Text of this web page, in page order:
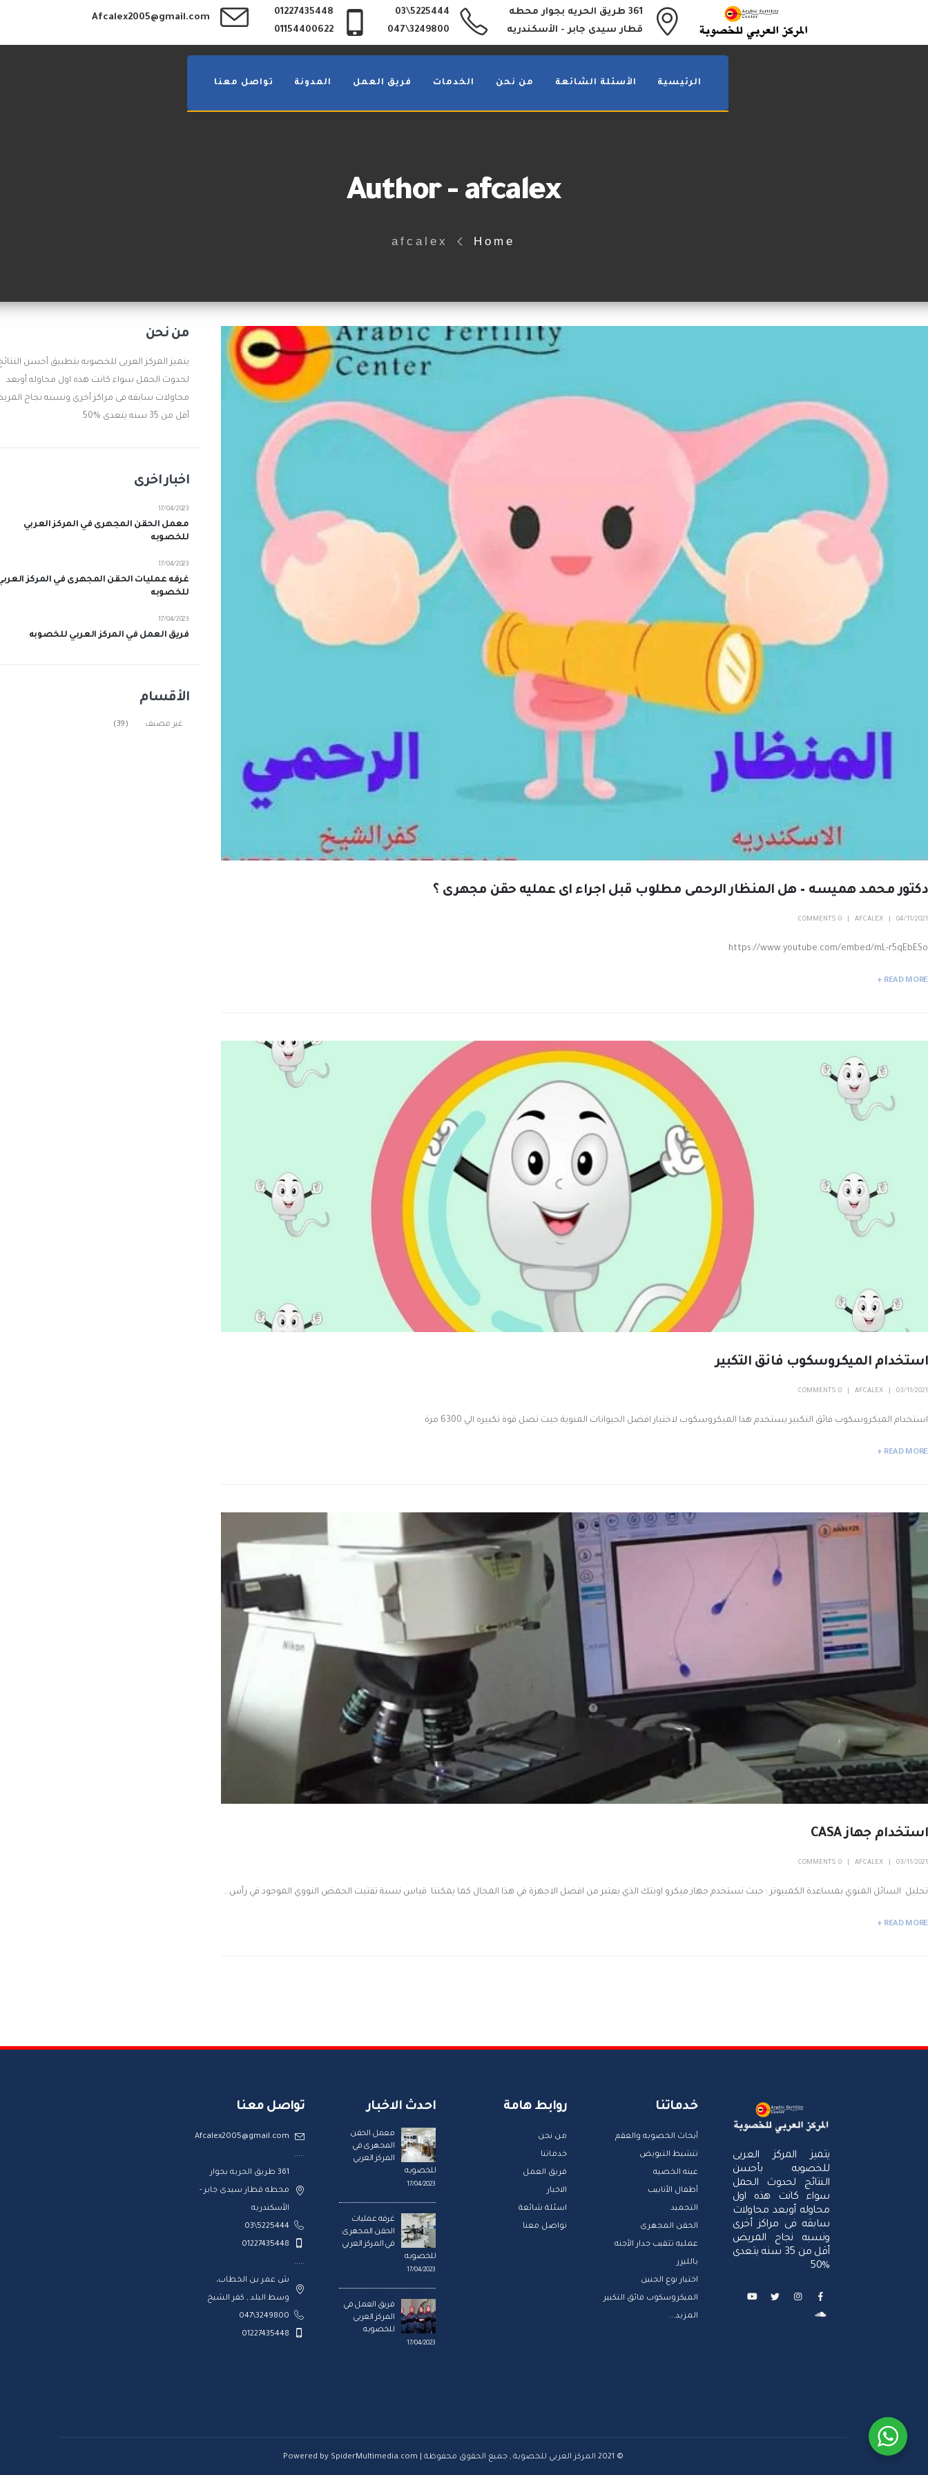
361 طريق الحريه بجوار محطه
قطار سيدى جابر - الأسكندريه
5225444\03
3249800\047
01227435448
01154400622
Afcalex2005@gmail.com
الرئيسية الأسئلة الشائعة من نحن الخدمات فريق العمل المدونة تواصل معنا
Author - afcalex
Home
afcalex
دكتور محمد هميسه – هل المنظار الرحمى مطلوب قبل اجراء اى عمليه حقن مجهرى ؟
04/11/2021
AFCALEX
0 COMMENTS
https://www.youtube.com/embed/mL-r5qEbESo
READ MORE +
استخدام الميكروسكوب فائق التكبير
03/11/2021
AFCALEX
0 COMMENTS
استخدام الميكروسكوب فائق التكبير يستخدم هذا الميكروسكوب لاختيار افضل الحيوانات المنوية حيث تصل قوة تكبيره الي 6300 مرة
READ MORE +
استخدام جهاز CASA
03/11/2021
AFCALEX
0 COMMENTS
تحليل السائل المنوي بمساعدة الكمبيوتر : حيث نستخدم جهاز ميكرو اوبتك الذي يعتبر من افضل الاجهزة في هذا المجال كما يمكننا قياس نسبة تفتيت الحمض النووي الموجود في رأس...
READ MORE +
من نحن
يتميز المركز العربى للخصوبه بتطبيق أحسن
لحدوث الحمل سواء كانت هذه اول محاوله أوبعد
محاولات سابقه فى مراكز أخرى ونسبه نجاح
أقل من 35 سنه يتعدى %50.
اخبار اخرى
معمل الحقن المجهرى في المركز العربي
للخصوبه
17/04/2023
غرفه عمليات الحقن المجهرى في المركز
للخصوبه
17/04/2023
فريق العمل في المركز العربي للخصوبه
17/04/2023
الأقسام
غير مصنف (39)
يتميز المركز العربى
للخصوبه بأحسن
النتائج لحدوث الحمل
سواء كانت هذه اول
محاوله أوبعد محاولات
سابقه فى مراكز أخرى
ونسبه نجاح المريض
أقل من 35 سنه يتعدى
%50
خدماتنا
أبحاث الخصوبه والعقم
تنشيط التبويض
عينه الخصيه
أطفال الأنابيب
التجميد
الحقن المجهرى
عمليه تثقيب جدار الأجنه
بالليزر
اختيار نوع الجنين
الميكروسكوب فائق التكبير
المزيد...
روابط هامة
من نحن
خدماتنا
فريق العمل
الاخبار
اسئلة شائعة
تواصل معنا
احدث الاخبار
معمل الحقن
المجهرى في
المركز العربي
للخصوبه
17/04/2023
غرفه عمليات
الحقن المجهرى
في المركز العربي
للخصوبه
17/04/2023
فريق العمل في
المركز العربي
للخصوبه
17/04/2023
تواصل معنا
Afcalex2005@gmail.com
.....
361 طريق الحريه بجوار
محطه قطار سيدى جابر -
الأسكندريه
5225444\03
01227435448
.....
ش عمر بن الخطاب،
وسط البلد , كفر الشيخ
3249800\047
01227435448
© 2021 المركز العربي للخصوبة , جميع الحقوق محفوظة | Powered by SpiderMultimedia.com